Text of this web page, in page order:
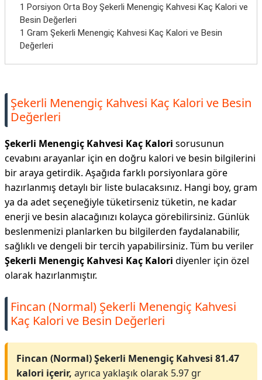
1 Porsiyon Orta Boy Şekerli Menengiç Kahvesi Kaç Kalori ve
Besin Değerleri
1 Gram Şekerli Menengiç Kahvesi Kaç Kalori ve Besin
Değerleri
Şekerli Menengiç Kahvesi Kaç Kalori ve Besin
Değerleri
Şekerli Menengiç Kahvesi Kaç Kalori sorusunun
cevabını arayanlar için en doğru kalori ve besin bilgilerini
bir araya getirdik. Aşağıda farklı porsiyonlara göre
hazırlanmış detaylı bir liste bulacaksınız. Hangi boy, gram
ya da adet seçeneğiyle tüketirseniz tüketin, ne kadar
enerji ve besin alacağınızı kolayca görebilirsiniz. Günlük
beslenmenizi planlarken bu bilgilerden faydalanabilir,
sağlıklı ve dengeli bir tercih yapabilirsiniz. Tüm bu veriler
Şekerli Menengiç Kahvesi Kaç Kalori diyenler için özel
olarak hazırlanmıştır.
Fincan (Normal) Şekerli Menengiç Kahvesi
Kaç Kalori ve Besin Değerleri
Fincan (Normal) Şekerli Menengiç Kahvesi 81.47
kalori içerir, ayrıca yaklaşık olarak 5.97 gr